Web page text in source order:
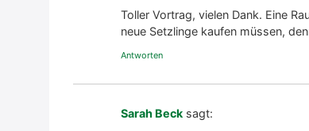
Tol­ler Vor­trag, vie­len Dank. Eine
neue Setz­lin­ge kau­fen müs­sen,
Antworten
Sarah Beck sagt: